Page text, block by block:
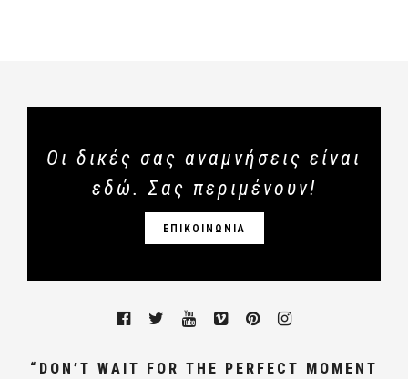
Οι δικές σας αναμνήσεις είναι
εδώ. Σας περιμένουν!
ΕΠΙΚΟΙΝΩΝΙΑ
“DON’T WAIT FOR THE PERFECT MOMENT